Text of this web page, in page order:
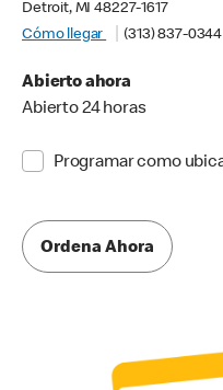
Detroit, MI 48227-1617
Cómo llegar
(313) 837-0344
Abierto ahora
Abierto 24 horas
Programar como
Ordena Ahora